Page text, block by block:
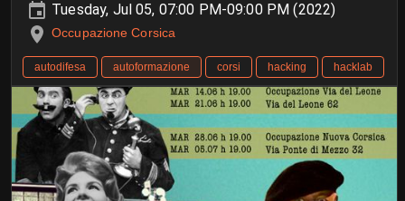
Tuesday, Jul 05, 07:00 PM-09:00 PM (2022)
Occupazione Corsica
autodifesa autoformazione corsi hacking hacklab